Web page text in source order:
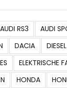
AUDI RS3 AUDI
DACIA
DIESEL
ELEKTRISCHE
HONDA